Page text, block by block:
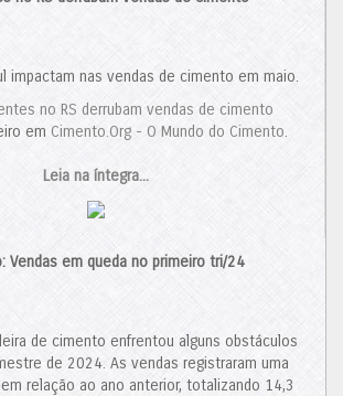
de cimento mantiver sua trajetória de
2025, isso poderá proporcionar um alívio ao
assim, a tendência de concentração de
mercado.
sua Participação no Brasil
Cimento.Org - O Mundo do Cimento
impactam nas vendas de cimento em maio.
no RS derrubam vendas de cimento
em Cimento.Org - O Mundo do Cimento.
Leia na íntegra...
Vendas em queda no primeiro tri/24
de cimento enfrentou alguns obstáculos
de 2024. As vendas registraram uma
relação ao ano anterior, totalizando 14,3